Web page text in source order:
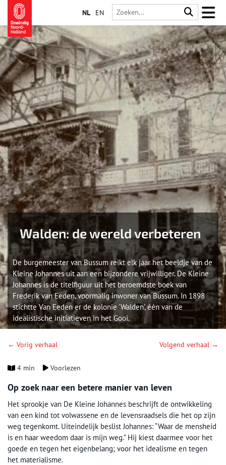
NL EN
Walden: de wereld verbeteren
De burgemeester van Bussum reikt elk jaar het beeldje van de
Kleine Johannes uit aan een bijzondere vrijwilliger. De Kleine
Johannes is de titelfiguur uit het beroemdste boek van
Frederik van Eeden, voormalig inwoner van Bussum. In 1898
stichtte Van Eeden er de kolonie 'Walden', één van de
idealistische initiatieven in het Gooi.
← Vorig verhaal Volgend verhaal →
4 min Voorlezen
Op zoek naar een betere manier van leven
Het sprookje van De Kleine Johannes beschrijft de ontwikkeling
van een kind tot volwassene en de levensraadsels die het op zijn
weg tegenkomt. Uiteindelijk beslist Johannes: “Waar de mensheid
is en haar weedom daar is mijn weg.” Hij kiest daarmee voor het
goede en tegen het eigenbelang; voor het idealisme en tegen
het materialisme.